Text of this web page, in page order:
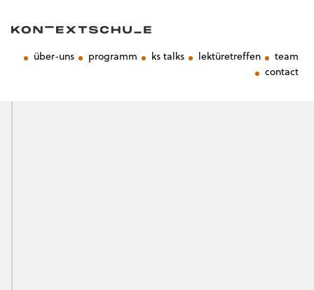
über-uns programm ks talks lektüretreffen
team
contact